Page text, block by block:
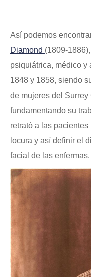
Así podemos
Diamond (1809-
psiquiátrica, médico y
1848 y 1858, siendo
de mujeres del
fundamentando su
retrató a las
locura y así definir el
facial de las enfermas.